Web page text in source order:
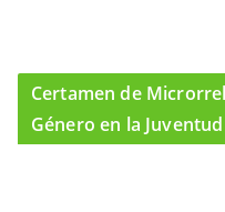
Certamen de
Género en la Juventud